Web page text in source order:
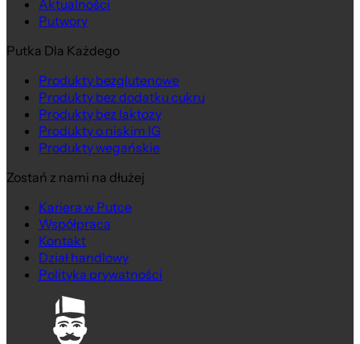
Aktualności
Putwory
Putka Dla Każdego
Produkty bezglutenowe
Produkty bez dodatku cukru
Produkty bez laktozy
Produkty o niskim IG
Produkty wegańskie
Zostań z nami na dłużej
Kariera w Putce
Współpraca
Kontakt
Dział handlowy
Polityka prywatności